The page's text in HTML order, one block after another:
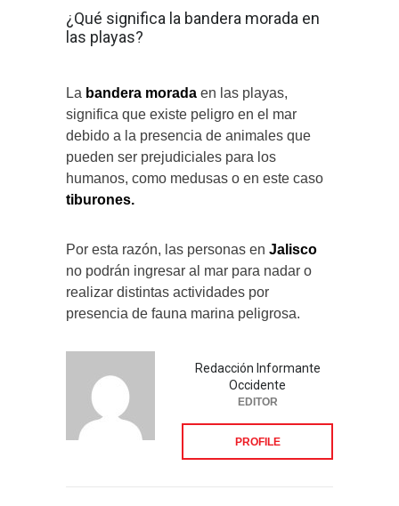
¿Qué significa la bandera morada en
las playas?
La bandera morada en las playas,
significa que existe peligro en el mar
debido a la presencia de animales que
pueden ser prejudiciales para los
humanos, como medusas o en este caso
tiburones.
Por esta razón, las personas en Jalisco
no podrán ingresar al mar para nadar o
realizar distintas actividades por
presencia de fauna marina peligrosa.
Redacción Informante
Occidente
EDITOR
PROFILE